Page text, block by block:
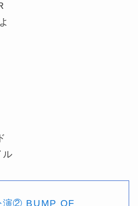
ル
演② BUMP OF